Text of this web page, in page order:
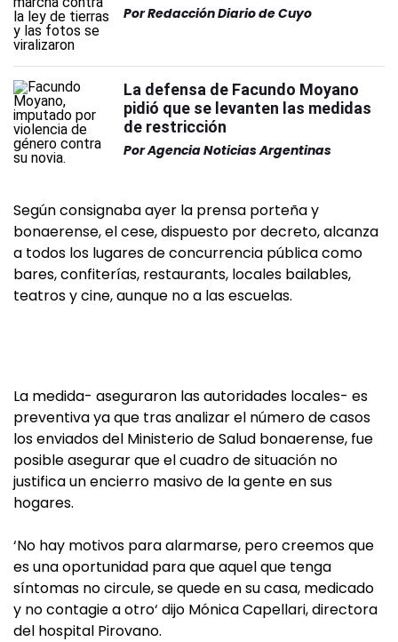
PorRedacción Diario de Cuyo
La defensa de Facundo Moyano
pidió que se levanten las medidas
de restricción
PorAgencia Noticias Argentinas
Según consignaba ayer la prensa porteña y
bonaerense, el cese, dispuesto por decreto, alcanza
a todos los lugares de concurrencia pública como
bares, confiterías, restaurants, locales bailables,
teatros y cine, aunque no a las escuelas.
La medida- aseguraron las autoridades locales- es
preventiva ya que tras analizar el número de casos
los enviados del Ministerio de Salud bonaerense, fue
posible asegurar que el cuadro de situación no
justifica un encierro masivo de la gente en sus
hogares.
‘No hay motivos para alarmarse, pero creemos que
es una oportunidad para que aquel que tenga
síntomas no circule, se quede en su casa, medicado
y no contagie a otro‘ dijo Mónica Capellari, directora
del hospital Pirovano.